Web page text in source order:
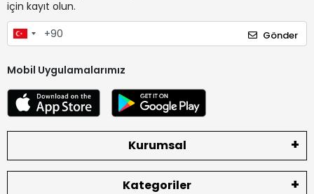
için kayıt olun.
Gönder
Mobil Uygulamalarımız
Kurumsal
Kategoriler